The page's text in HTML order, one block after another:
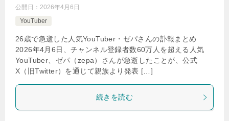
公開日： 2026年4月6日
YouTuber
26歳で急逝した人気YouTuber・ゼパさんの訃報まとめ
2026年4月6日、チャンネル登録者数60万人を超える人気
YouTuber、ゼパ（zepa）さんが急逝したことが、公式
X（旧Twitter）を通じて親族より発表 […]
続きを読む